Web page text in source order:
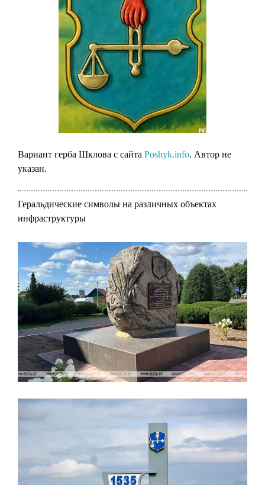
Вариант герба Шклова с сайта Poshyk.info. Автор не
указан.
Геральдические символы на различных объектах
инфраструктуры